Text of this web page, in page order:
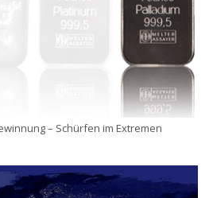
– Schürfen im Extremen